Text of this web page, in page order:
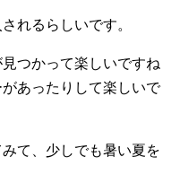
れるらしいです。
つかって楽しいですね
あったりして楽しいで
て、少しでも暑い夏を